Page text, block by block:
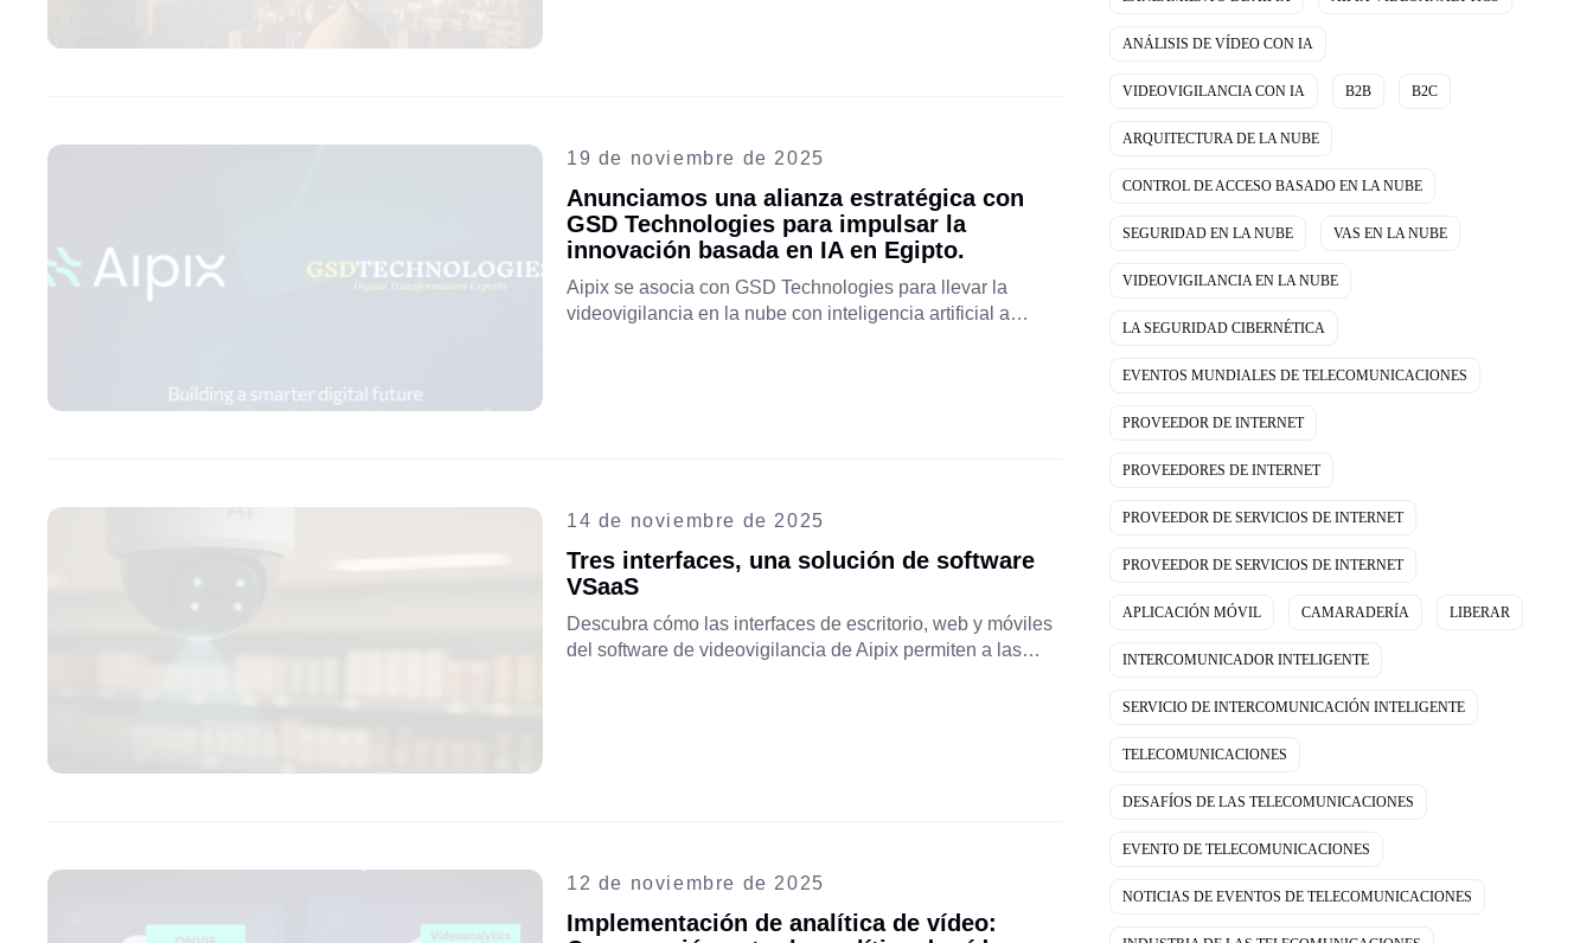
19 de noviembre de 2025
Anunciamos una alianza estratégica con
GSD Technologies para impulsar la
innovación basada en IA en Egipto.
Aipix se asocia con GSD Technologies para llevar la
videovigilancia en la nube con inteligencia artificial a
14 de noviembre de 2025
Tres interfaces, una solución de software
VSaaS
Descubra cómo las interfaces de escritorio, web y móviles
del software de videovigilancia de Aipix permiten a las
12 de noviembre de 2025
Implementación de analítica de vídeo:
ANÁLISIS DE VÍDEO CON IA
VIDEOVIGILANCIA CON IA B2B B2C
ARQUITECTURA DE LA NUBE
CONTROL DE ACCESO BASADO EN LA NUBE
SEGURIDAD EN LA NUBE VAS EN LA NUBE
VIDEOVIGILANCIA EN LA NUBE
LA SEGURIDAD CIBERNÉTICA
EVENTOS MUNDIALES DE TELECOMUNICACIONES
PROVEEDOR DE INTERNET
PROVEEDORES DE INTERNET
PROVEEDOR DE SERVICIOS DE INTERNET
PROVEEDOR DE SERVICIOS DE INTERNET
APLICACIÓN MÓVIL CAMARADERÍA LIBERAR
INTERCOMUNICADOR INTELIGENTE
SERVICIO DE INTERCOMUNICACIÓN INTELIGENTE
TELECOMUNICACIONES
DESAFÍOS DE LAS TELECOMUNICACIONES
EVENTO DE TELECOMUNICACIONES
NOTICIAS DE EVENTOS DE TELECOMUNICACIONES